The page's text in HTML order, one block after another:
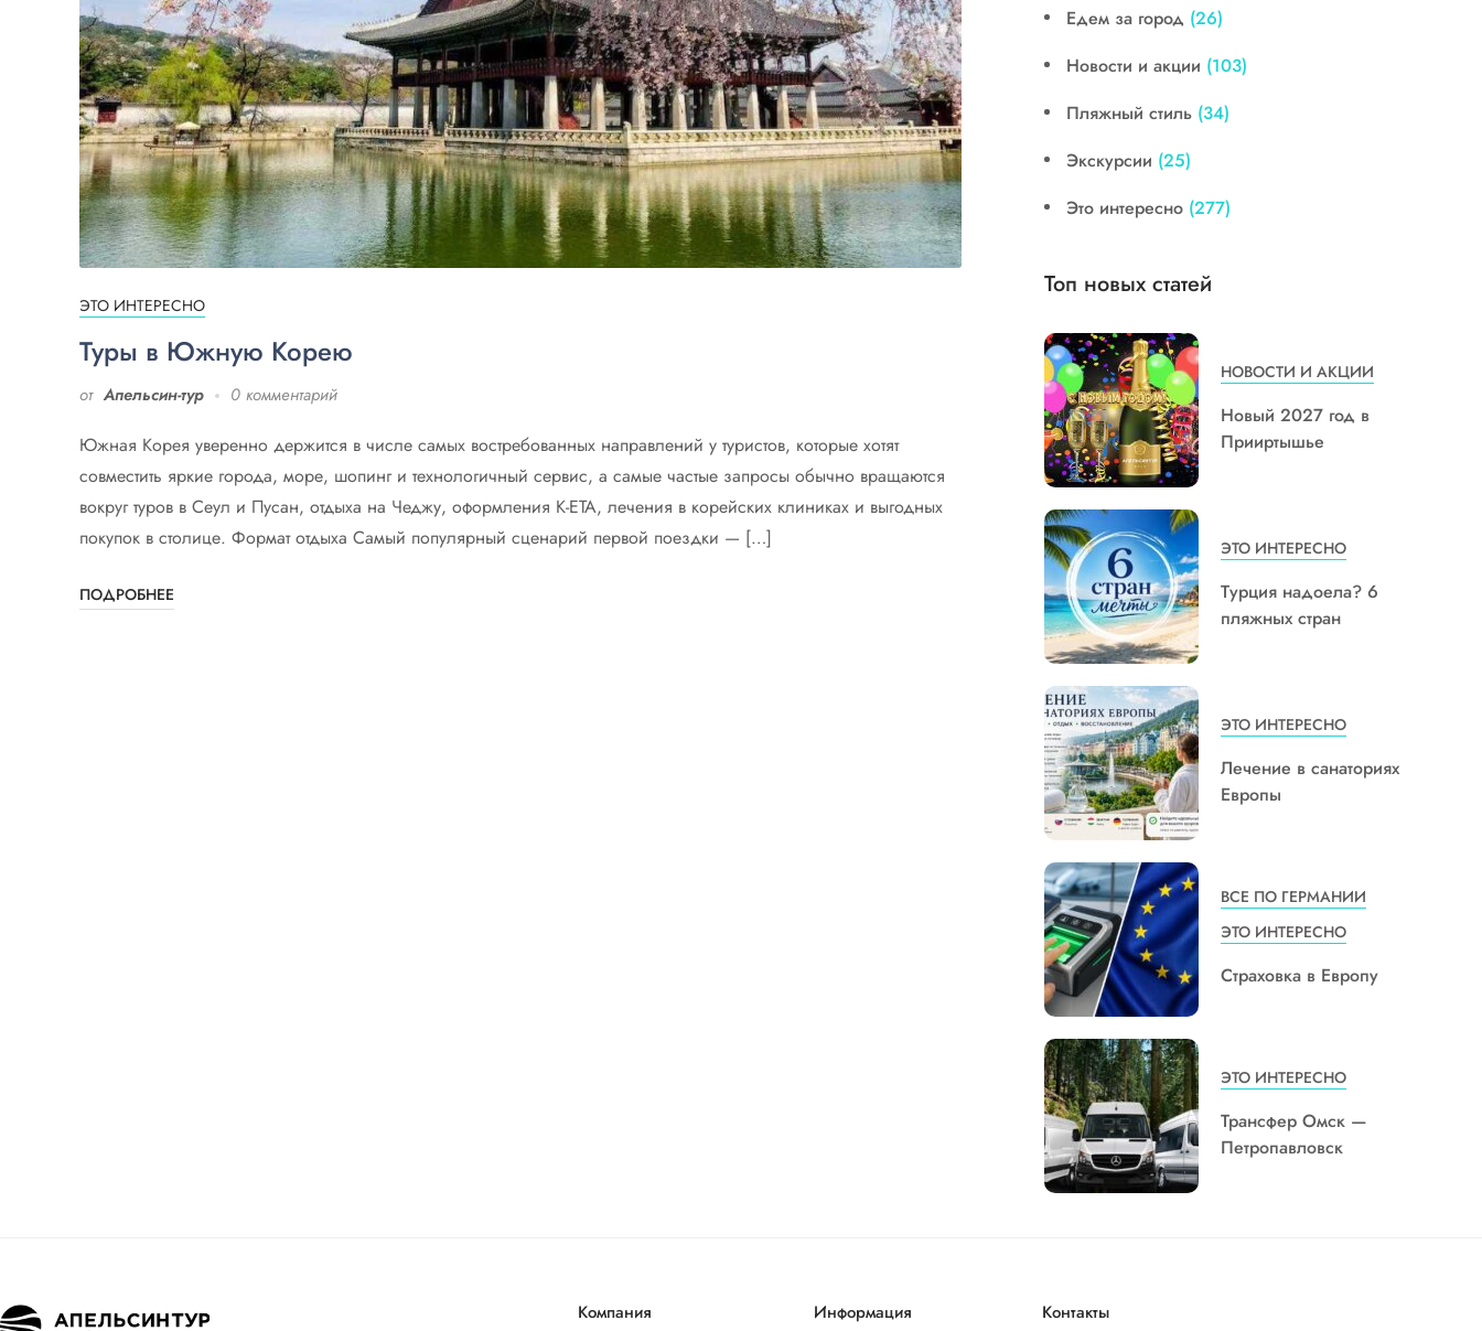
ЭТО ИНТЕРЕСНО
Туры в Южную Корею
от Апельсин-тур 0 комментарий
Южная Корея уверенно держится в числе самых востребованных направлений у туристов, которые хотят
совместить яркие города, море, шопинг и технологичный сервис, а самые частые запросы обычно вращаются
вокруг туров в Сеул и Пусан, отдыха на Чеджу, оформления K-ETA, лечения в корейских клиниках и выгодных
покупок в столице. Формат отдыха Самый популярный сценарий первой поездки — […]
ПОДРОБНЕЕ
Едем за город (26)
Новости и акции (103)
Пляжный стиль (34)
Экскурсии (25)
Это интересно (277)
Топ новых статей
НОВОСТИ И АКЦИИ
Новый 2027 год в
Прииртышье
ЭТО ИНТЕРЕСНО
Турция надоела? 6
пляжных стран
ЭТО ИНТЕРЕСНО
Лечение в санаториях
Европы
ВСЕ ПО ГЕРМАНИИ
ЭТО ИНТЕРЕСНО
Страховка в Европу
ЭТО ИНТЕРЕСНО
Трансфер Омск —
Петропавловск
Компания Информация Контакты